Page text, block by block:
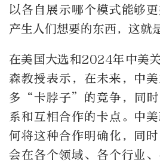
以各自展示哪个模式能够
产生人们想要的东西，这就
在美国大选和2024年中美
森教授表示，在未来，中
多“卡脖子”的竞争，同时
系和互相合作的卡点。中
何将这种合作明确化，同
会在各个领域、各个行业